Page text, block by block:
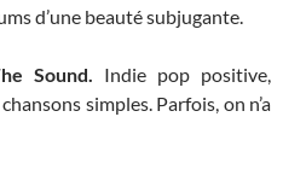
d’une beauté subjugante.
Sound. Indie pop positive,
simples. Parfois, on n’a